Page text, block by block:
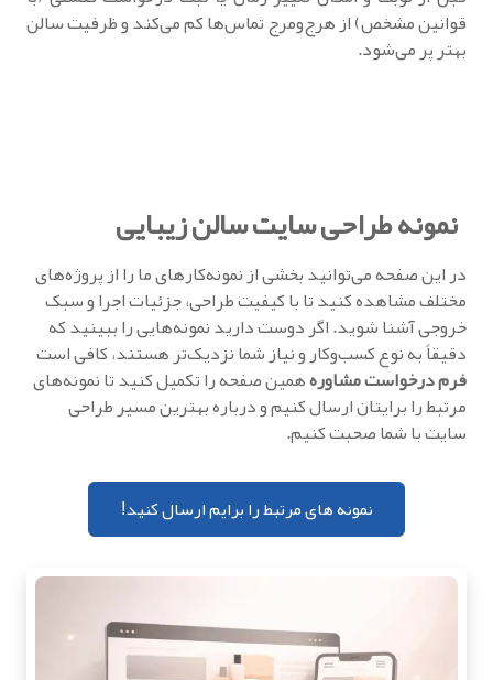
قوانین مشخص) از هرج‌ومرج تماس‌ها کم می‌کند و ظرفیت سالن
بهتر پر می‌شود.
نمونه طراحی سایت سالن زیبایی
در این صفحه می‌توانید بخشی از نمونه‌کارهای ما را از پروژه‌های
مختلف مشاهده کنید تا با کیفیت طراحی، جزئیات اجرا و سبک
خروجی آشنا شوید. اگر دوست دارید نمونه‌هایی را ببینید که
دقیقاً به نوع کسب‌وکار و نیاز شما نزدیک‌تر هستند، کافی است
فرم درخواست مشاورههمین صفحه را تکمیل کنید تا نمونه‌های
مرتبط را برایتان ارسال کنیم و درباره بهترین مسیر طراحی
سایت با شما صحبت کنیم.
نمونه های مرتبط را برایم ارسال کنید!